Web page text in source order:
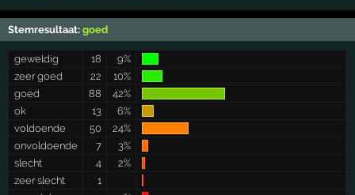
Stemresultaat:goed
geweldig 18
9%
zeer goed
22
10%
goed
88
42%
ok
13
6%
voldoende
50
24%
onvoldoende
7
3%
slecht
4
2%
zeer slecht
1